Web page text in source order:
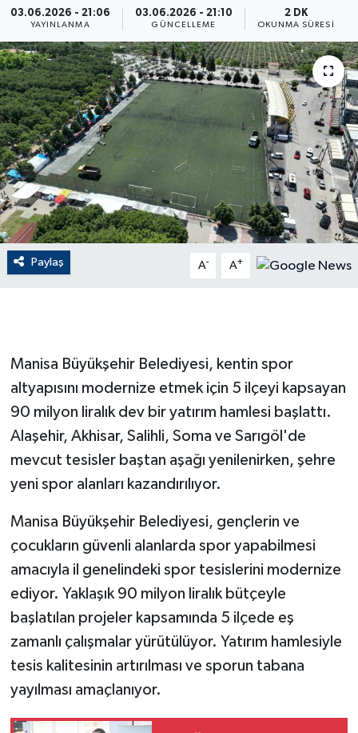
03.06.2026 - 21:06
YAYINLANMA
03.06.2026 - 21:10
GÜNCELLEME
2 DK
OKUNMA SÜRESI
Paylaş A- A+
Manisa Büyükşehir Belediyesi, kentin spor
altyapısını modernize etmek için 5 ilçeyi kapsayan
90 milyon liralık dev bir yatırım hamlesi başlattı.
Alaşehir, Akhisar, Salihli, Soma ve Sarıgöl'de
mevcut tesisler baştan aşağı yenilenirken, şehre
yeni spor alanları kazandırılıyor.
Manisa Büyükşehir Belediyesi, gençlerin ve
çocukların güvenli alanlarda spor yapabilmesi
amacıyla il genelindeki spor tesislerini modernize
ediyor. Yaklaşık 90 milyon liralık bütçeyle
başlatılan projeler kapsamında 5 ilçede eş
zamanlı çalışmalar yürütülüyor. Yatırım hamlesiyle
tesis kalitesinin artırılması ve sporun tabana
yayılması amaçlanıyor.
ÇEVRE
Dış Haberler
Dünya
EĞİTİM
EKONOMİ
English News
Finans
GENEL
GÜNDEM
Güvenlik
İNSAN
İş Dünyası
Jandarma
Kadın
KÜLTÜR SANAT